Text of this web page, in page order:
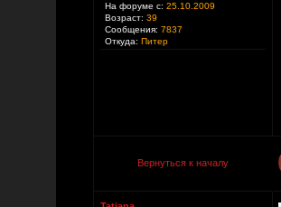
На форуме с: 25.10.2009
Возраст: 39
Сообщения: 7837
Откуда: Питер
Вернуться к началу